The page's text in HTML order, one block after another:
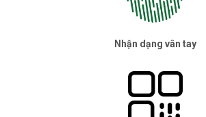
Nhận dạng vân tay